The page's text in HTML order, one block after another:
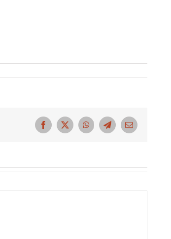
Facebook
X WhatsAppTelegramCorreo
electrónico